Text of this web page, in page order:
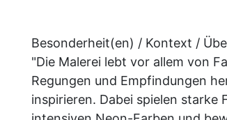
Besonderheit(en) / Kontext /
"Die Malerei lebt vor allem von
Regungen und Empfindungen
inspirieren. Dabei spielen